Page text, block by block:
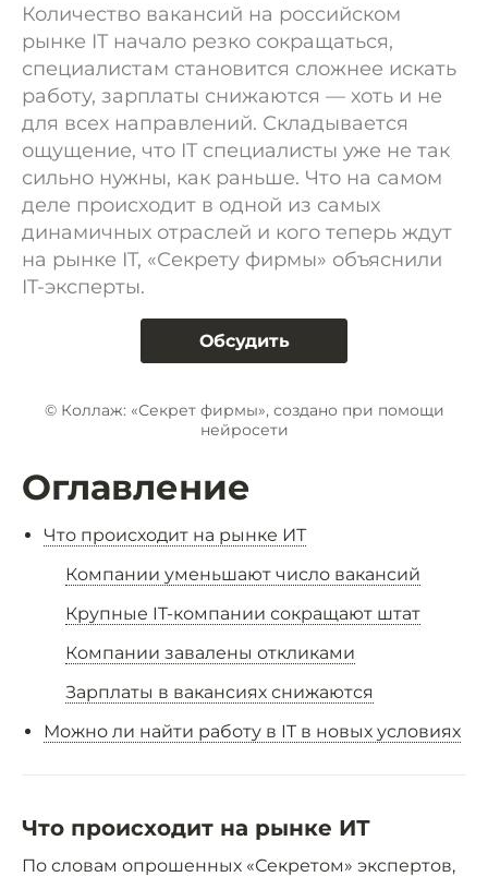
Количество вакансий на российском
рынке IT начало резко сокращаться,
специалистам становится сложнее искать
работу, зарплаты снижаются — хоть и не
для всех направлений. Складывается
ощущение, что IT специалисты уже не так
сильно нужны, как раньше. Что на самом
деле происходит в одной из самых
динамичных отраслей и кого теперь ждут
на рынке IT, «Секрету фирмы» объяснили
IT-эксперты.
Обсудить
© Коллаж: «Секрет фирмы», создано при помощи
нейросети
Оглавление
Что происходит на рынке ИТ
Компании уменьшают число вакансий
Крупные IT-компании сокращают штат
Компании завалены откликами
Зарплаты в вакансиях снижаются
Можно ли найти работу в IT в новых условиях
Что происходит на рынке ИТ
По словам опрошенных «Секретом» экспертов,